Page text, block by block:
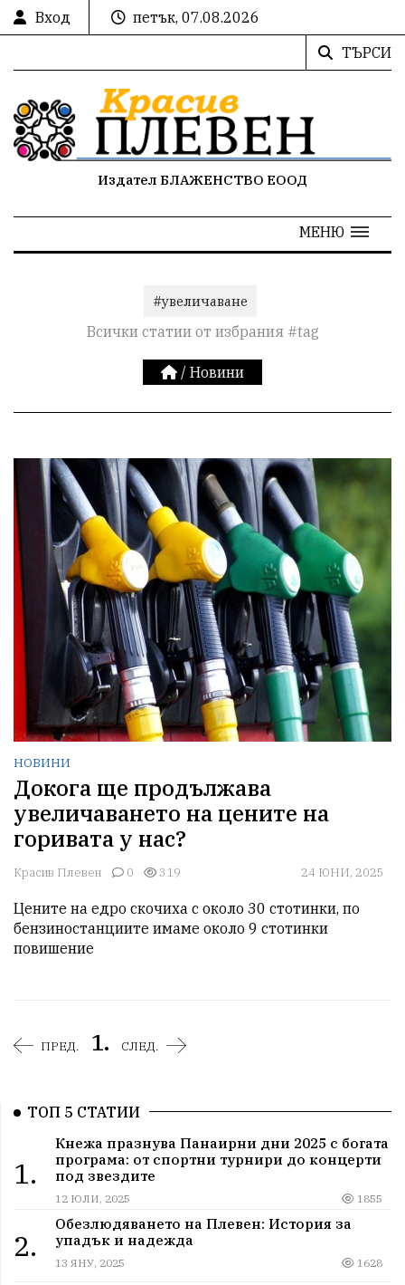
Вход
петък, 07.08.2026
ТЪРСИ
Издател БЛАЖЕНСТВО ЕООД
МЕНЮ
#увеличаване
Всички статии от избрания #tag
/ Новини
НОВИНИ
Докога ще продължава
увеличаването на цените на
горивата у нас?
Красив Плевен 0 319 24 ЮНИ, 2025
Цените на едро скочиха с около 30 стотинки, по
бензиностанциите имаме около 9 стотинки
повишение
ПРЕД. 1. СЛЕД.
ТОП 5 СТАТИИ
1.
Кнежа празнува Панаирни дни 2025 с богата
програма: от спортни турнири до концерти
под звездите
12 ЮЛИ, 2025 1855
2.
Обезлюдяването на Плевен: История за
упадък и надежда
13 ЯНУ, 2025 1628